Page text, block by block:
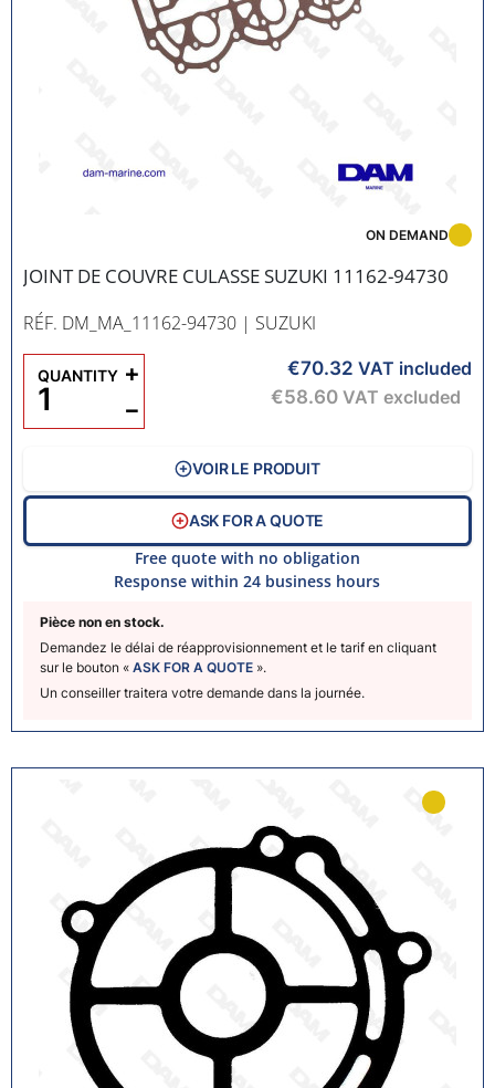
JOINT DE COUVRE CULASSE SUZUKI 11162-94730
RÉF. DM_MA_11162-94730 | SUZUKI
Pièce non en stock.
Demandez le délai de réapprovisionnement et le tarif en cliquant
sur le bouton « ASK FOR A QUOTE ».
Un conseiller traitera votre demande dans la journée.
ON DEMAND
€70.32 VAT included
€58.60 VAT excluded
QUANTITY
−
+
VOIR LE PRODUIT
ASK FOR A QUOTE
Free quote with no obligation
Response within 24 business hours